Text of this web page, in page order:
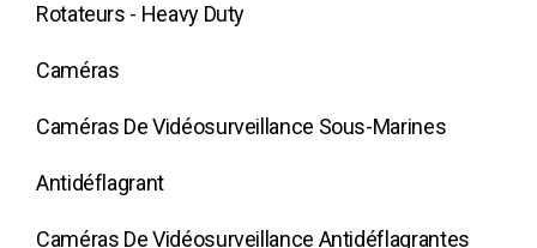
Rotateurs - Heavy Duty
Caméras
Caméras De Vidéosurveillance Sous-Marines
Antidéflagrant
Caméras De Vidéosurveillance Antidéflagrantes